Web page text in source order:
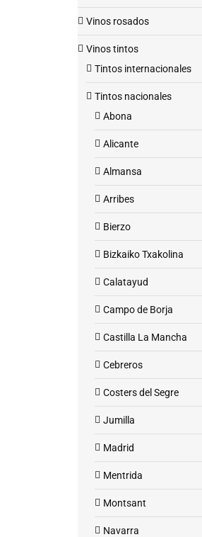
Vinos rosados
Vinos tintos
Tintos internacionales
Tintos nacionales
Abona
Alicante
Almansa
Arribes
Bierzo
Bizkaiko Txakolina
Calatayud
Campo de Borja
Castilla La Mancha
Cebreros
Costers del Segre
Jumilla
Madrid
Mentrida
Montsant
Navarra